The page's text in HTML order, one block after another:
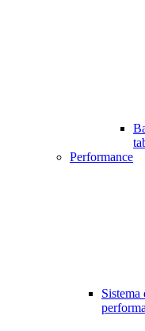
Performance